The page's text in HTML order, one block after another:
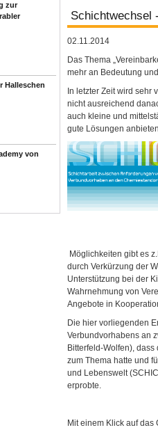
zur
Halleschen
von
Schichtwechsel
02.11.2014
Das Thema
mehr an Bedeutung
In letzter Zeit wird sehr
nicht ausreichend
auch kleine und
gute Lösungen
Möglichkeiten gibt es
durch Verkürzung der
Unterstützung bei der
Wahrnehmung von
Angebote in
Die hier vorliegenden
Verbundvorhabens an
Bitterfeld-Wolfen),
zum Thema hatte und
und Lebenswelt
erprobte.
Mit einem Klick auf